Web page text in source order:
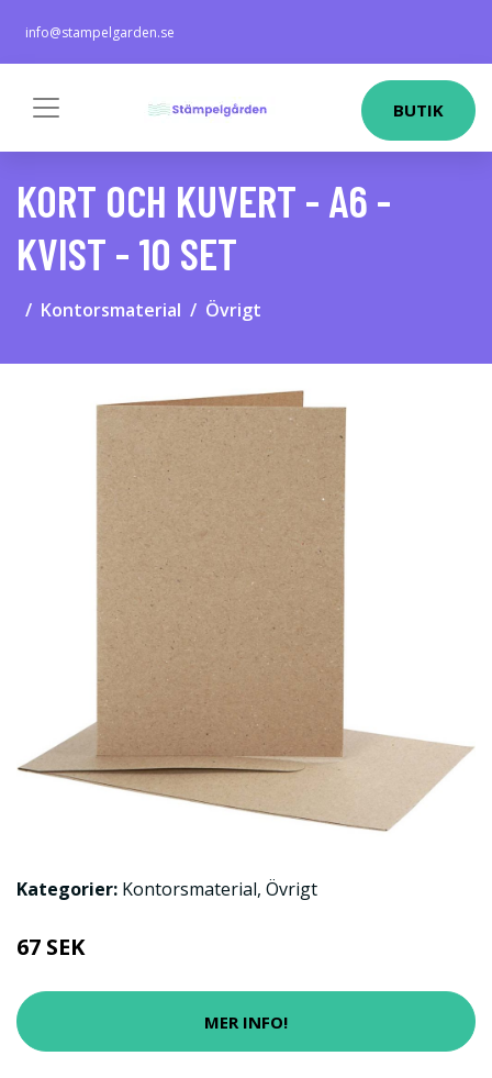
info@stampelgarden.se
BUTIK
KORT OCH KUVERT - A6 -
KVIST - 10 SET
Kontorsmaterial Övrigt
Kategorier: Kontorsmaterial, Övrigt
67 SEK
MER INFO!